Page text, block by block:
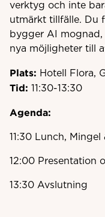
verktyg och inte
utmärkt tillfälle. Du
bygger AI
nya möjligheter till
Plats: Hotell Flora,
Tid: 11:30-13:30
Agenda:
11:30 Lunch,
12:00 Presentation
13:30 Avslutning